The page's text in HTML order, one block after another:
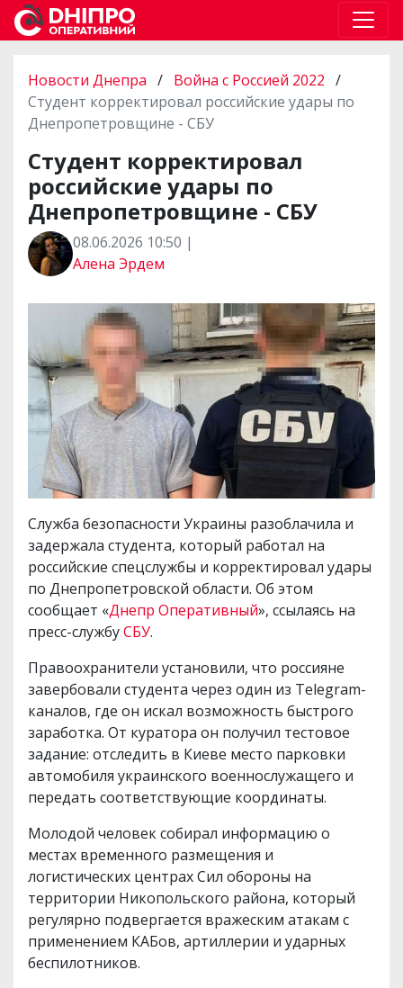
Новости Днепра / Война с Россией 2022 /
Студент корректировал российские удары по
Днепропетровщине - СБУ
Студент корректировал
российские удары по
Днепропетровщине - СБУ
08.06.2026 10:50 |
Алена Эрдем
Служба безопасности Украины разоблачила и
задержала студента, который работал на
российские спецслужбы и корректировал удары
по Днепропетровской области. Об этом
сообщает «Днепр Оперативный», ссылаясь на
пресс-службуСБУ.
Правоохранители установили, что россияне
завербовали студента через один из Telegram-
каналов, где он искал возможность быстрого
заработка. От куратора он получил тестовое
задание: отследить в Киеве место парковки
автомобиля украинского военнослужащего и
передать соответствующие координаты.
Молодой человек собирал информацию о
местах временного размещения и
логистических центрах Сил обороны на
территории Никопольского района, который
регулярно подвергается вражеским атакам с
применением КАБов, артиллерии и ударных
беспилотников.